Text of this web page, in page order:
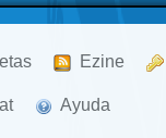
Ezine
Ayuda